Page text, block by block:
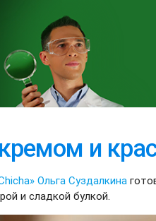
и
Ольга Суздалкина
и сладкой булкой.